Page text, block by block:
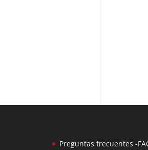
Preguntas frecuentes -